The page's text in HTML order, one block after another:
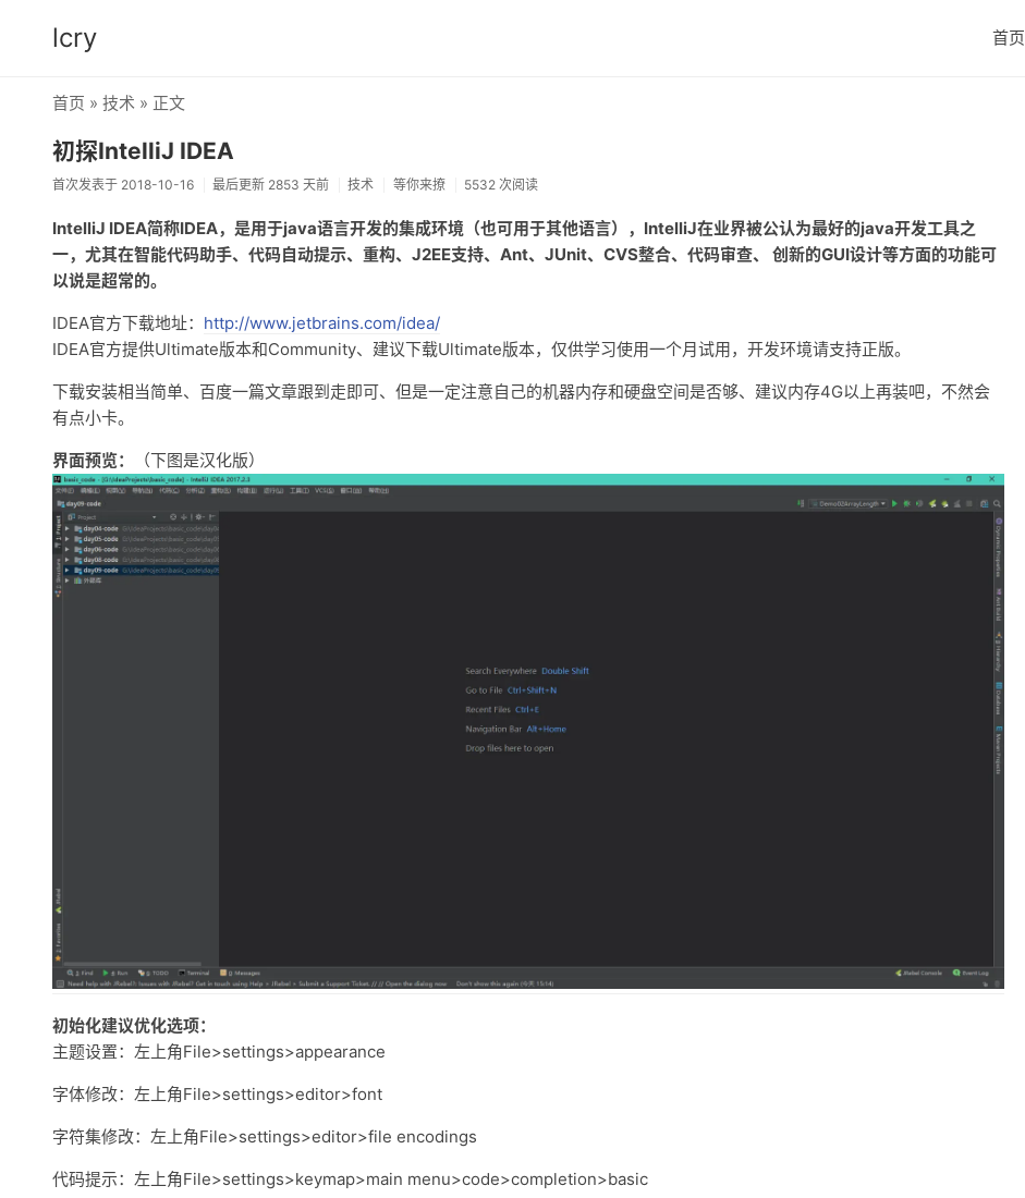
lcry 首页
首页 » 技术 » 正文
初探IntelliJ IDEA
首次发表于 2018-10-16 最后更新 2853 天前 技术 等你来撩 5532 次阅读
IntelliJ IDEA简称IDEA，是用于java语言开发的集成环境（也可用于其他语言），IntelliJ在业界被公认为最好的java开发工具之
一，尤其在智能代码助手、代码自动提示、重构、J2EE支持、Ant、JUnit、CVS整合、代码审查、 创新的GUI设计等方面的功能可
以说是超常的。
IDEA官方下载地址： http://www.jetbrains.com/idea/
IDEA官方提供Ultimate版本和Community、建议下载Ultimate版本，仅供学习使用一个月试用，开发环境请支持正版。
下载安装相当简单、百度一篇文章跟到走即可、但是一定注意自己的机器内存和硬盘空间是否够、建议内存4G以上再装吧，不然会
有点小卡。
界面预览： （下图是汉化版）
初始化建议优化选项：
主题设置：左上角File>settings>appearance
字体修改：左上角File>settings>editor>font
字符集修改：左上角File>settings>editor>file encodings
代码提示：左上角File>settings>keymap>main menu>code>completion>basic